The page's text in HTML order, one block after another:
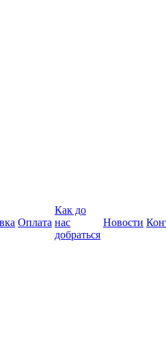
Оплата
Как до
нас
добраться
Новости